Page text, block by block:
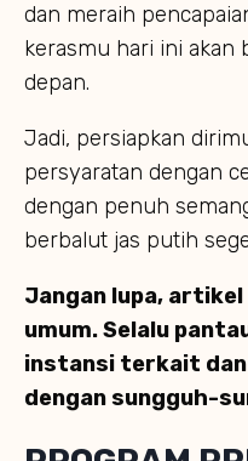
dan meraih
kerasmu hari ini akan
depan.
Jadi, persiapkan
persyaratan dengan
dengan penuh
berbalut jas putih
Jangan lupa, artikel
umum. Selalu
instansi terkait
dengan sungguh-